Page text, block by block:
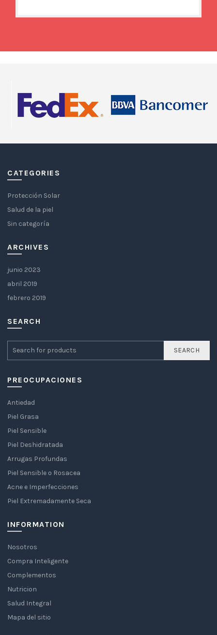
CATEGORIES
Protección Solar
Salud de la piel
Sin categoría
ARCHIVES
junio 2023
abril 2019
febrero 2019
SEARCH
SEARCH
PREOCUPACIONES
Antiedad
Piel Grasa
Piel Sensible
Piel Deshidratada
Arrugas Profundas
Piel Sensible o Rosacea
Acne e Imperfecciones
Piel Extremadamente Seca
INFORMATION
Nosotros
Compra Inteligente
Complementos
Nutricion
Salud Integral
Mapa del sitio